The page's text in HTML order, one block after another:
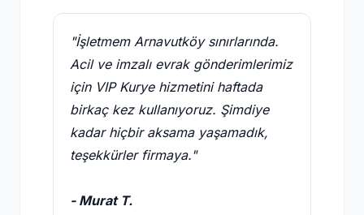
"İşletmem Arnavutköy sınırlarında.
Acil ve imzalı evrak gönderimlerimiz
için VIP Kurye hizmetini haftada
birkaç kez kullanıyoruz. Şimdiye
kadar hiçbir aksama yaşamadık,
teşekkürler firmaya."
- Murat T.